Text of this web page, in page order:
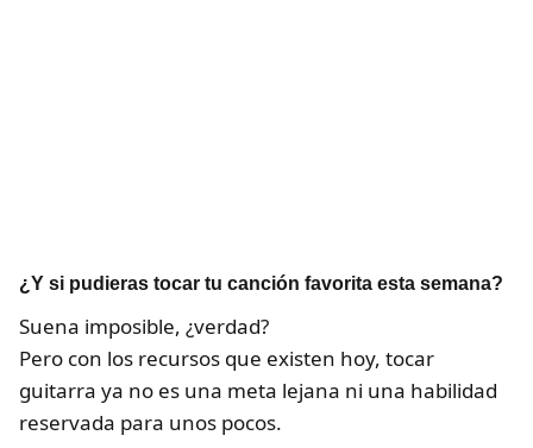
¿Y si pudieras tocar tu canción favorita esta semana?
Suena imposible, ¿verdad?
Pero con los recursos que existen hoy, tocar
guitarra ya no es una meta lejana ni una habilidad
reservada para unos pocos.